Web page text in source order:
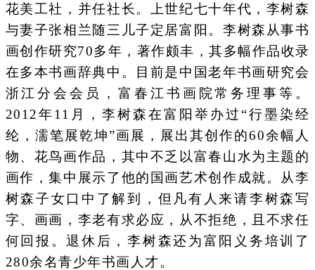
花美工社，并任社长。上世纪七十年代，李树森
与妻子张相兰随三儿子定居富阳。李树森从事书
画创作研究70多年，著作颇丰，其多幅作品收录
在多本书画辞典中。目前是中国老年书画研究会
浙江分会会员，富春江书画院常务理事等。
2012年11月，李树森在富阳举办过“行墨染经
纶，濡笔展乾坤”画展，展出其创作的60余幅人
物、花鸟画作品，其中不乏以富春山水为主题的
画作，集中展示了他的国画艺术创作成就。从李
树森子女口中了解到，但凡有人来请李树森写
字、画画，李老有求必应，从不拒绝，且不求任
何回报。退休后，李树森还为富阳义务培训了
280余名青少年书画人才。